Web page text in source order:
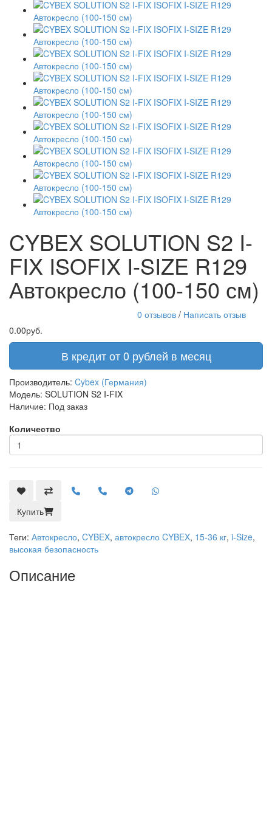
CYBEX SOLUTION S2 I-
FIX ISOFIX I-SIZE R129
Автокресло (100-150 см)
0 отзывов / Написать отзыв
0.00руб.
В кредит от 0 рублей в месяц
Производитель: Cybex (Германия)
Модель: SOLUTION S2 I-FIX
Наличие: Под заказ
Количество
Купить
Теги: Автокресло, CYBEX, автокресло CYBEX, 15-36 кг, i-Size,
высокая безопасность
Описание